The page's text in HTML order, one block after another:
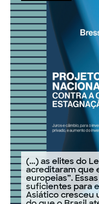
(...) as elites do
acreditaram que
europeias”.
suficientes para
Asiático cresceu